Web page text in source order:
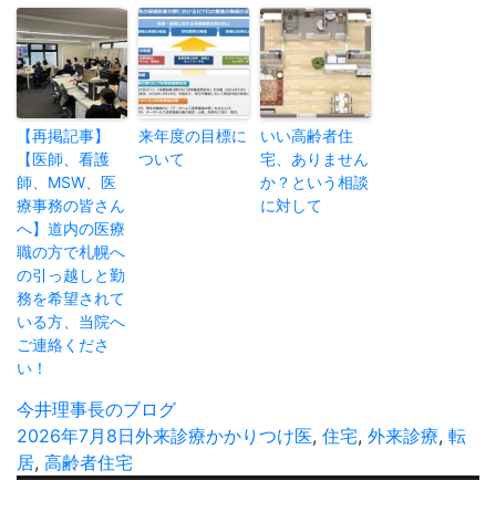
【再掲記事】
【医師、看護
師、MSW、医
療事務の皆さん
へ】道内の医療
職の方で札幌へ
の引っ越しと勤
務を希望されて
いる方、当院へ
ご連絡くださ
い！
来年度の目標に
ついて
いい高齢者住
宅、ありません
か？という相談
に対して
投
稿
者
今井理事長のブログ
投
稿
2026年7月8日カ
外来診療タ
かかりつけ医, 住宅, 外来診療, 転
居, 高齢者住宅